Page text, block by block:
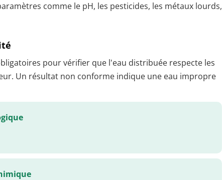
comme le pH, les pesticides, les métaux lourds,
pour vérifier que l'eau distribuée respecte les
Un résultat non conforme indique une eau impropre